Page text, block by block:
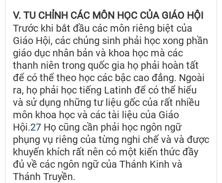
V. TU CHỈNH CÁC MÔN HỌC CỦA GIÁO HỘI
Trước khi bắt đầu các môn riêng biệt của
Giáo Hội, các chủng sinh phải học xong phần
giáo dục nhân bản và khoa học mà các
thanh niên trong quốc gia họ phải hoàn tất
để có thể theo học các bậc cao đẳng. Ngoài
ra, họ phải học tiếng Latinh để có thể hiểu
và sử dụng những tư liệu gốc của rất nhiều
môn khoa học và các tài liệu của Giáo
Hội.27 Họ cũng cần phải học ngôn ngữ
phụng vụ riêng của từng nghi chế và và được
khuyến khích rất nên có một kiến thức đầy
đủ về các ngôn ngữ của Thánh Kinh và
Thánh Truyền.